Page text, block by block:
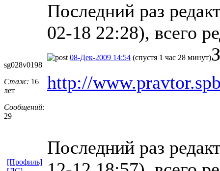
Последний раз
02-18 22:28), всего
sg028v0198
Стаж: 16
лет
Сообщений:
29
08-Дек-2009 14:54 (спустя 1 час 28 минут)
http://
Последний раз
[Профиль]